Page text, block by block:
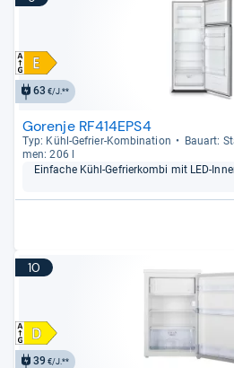
63 €/J.**
Gorenje RF414EPS4
Typ: Kühl-​Gefrier-​Kom­bi­na­tion Bau­art:
men: 206 l
Ein­fa­che Kühl-​Gefrier­kombi mit LED-​
10
39 €/J.**